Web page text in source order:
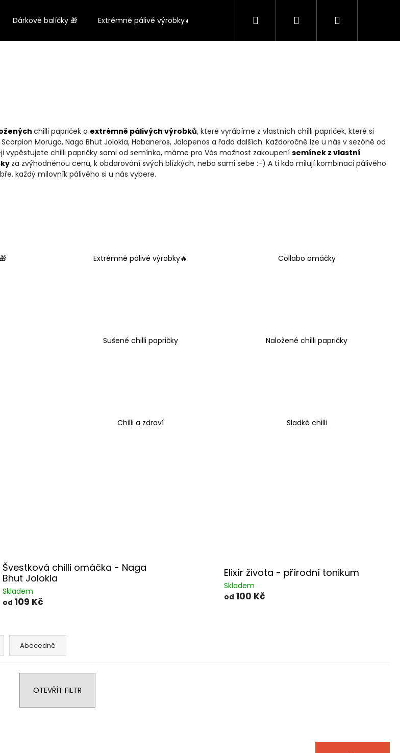
Dárkové balíčky 🎁 Extrémně pálivé výrobky🔥 Pražský Voucher
Hledat PřihlášeníNákupní
chilli papriček a extrémně pálivých výrobků, které vyrábíme z vlastních chilli papriček, které si
Moruga, Naga Bhut Jolokia, Habaneros, Jalapenos a řada dalších. Každoročně lze u nás v sezóně od
vypěstujete chilli papričky sami od semínka, máme pro Vás možnost zakoupení semínek z vlastní
za zvýhodněnou cenu, k obdarování svých blízkých, nebo sami sebe :-) A ti kdo milují kombinaci pálivého
každý milovník pálivého si u nás vybere.
Extrémně pálivé výrobky🔥 Collabo omáčky
Sušené chilli papričky Naložené chilli papričky
Chilli a zdraví Sladké chilli
Švestková chilli omáčka - Naga
Bhut Jolokia
Skladem
od 109 Kč
Elixír života - přírodní tonikum
Skladem
od 100 Kč
Abecedně
OTEVŘÍT FILTR